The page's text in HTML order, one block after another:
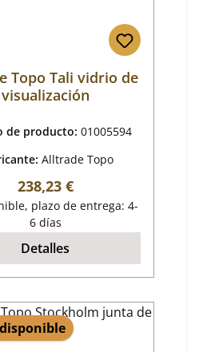
Topo Tali vidrio de
visualización
de producto:01005594
Alltrade Topo
Precio normal:
238,23 €
plazo de entrega: 4-
6 días
Detalles